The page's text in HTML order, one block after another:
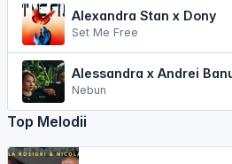
Alexandra Stan x Dony
Set Me Free
Alessandra x Andrei
Nebun
Top Melodii